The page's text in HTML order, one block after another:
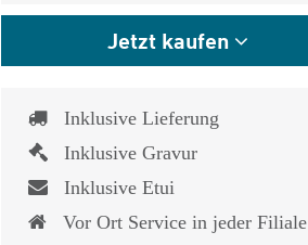
Jetzt kaufen
Inklusive Lieferung
Inklusive Gravur
Inklusive Etui
Vor Ort Service in jeder Filiale